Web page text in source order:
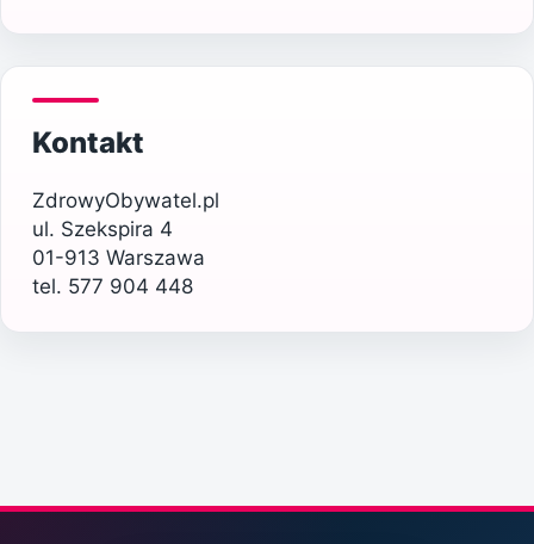
Kontakt
ZdrowyObywatel.pl
ul. Szekspira 4
01-913 Warszawa
tel. 577 904 448